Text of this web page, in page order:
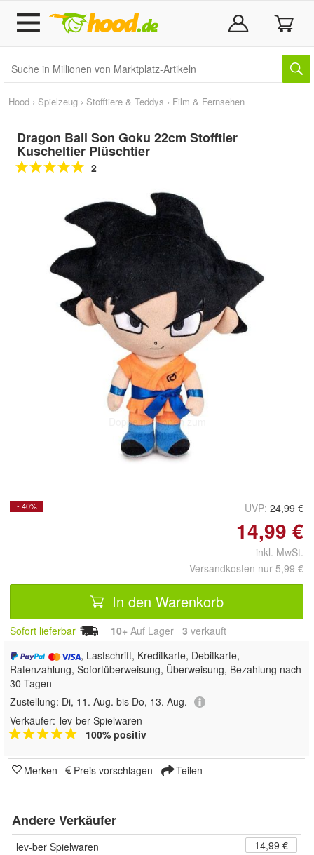
Hood › Spielzeug › Stofftiere & Teddys › Film & Fernsehen
Dragon Ball Son Goku 22cm Stofftier
Kuscheltier Plüschtier
2
Doppelt antippen zum
vergrößern
- 40% UVP: 24,99 €
14,99 €
inkl. MwSt.
Versandkosten nur 5,99 €
In den Warenkorb
Sofort lieferbar 10+ Auf Lager 3 verkauft
, Lastschrift, Kreditkarte, Debitkarte,
Ratenzahlung, Sofortüberweisung, Überweisung, Bezahlung nach
30 Tagen
Zustellung: Di, 11. Aug. bis Do, 13. Aug.
Verkäufer: lev-ber Spielwaren
100% positiv
Merken Preis vorschlagen Teilen
Andere Verkäufer
lev-ber Spielwaren
14,99 €